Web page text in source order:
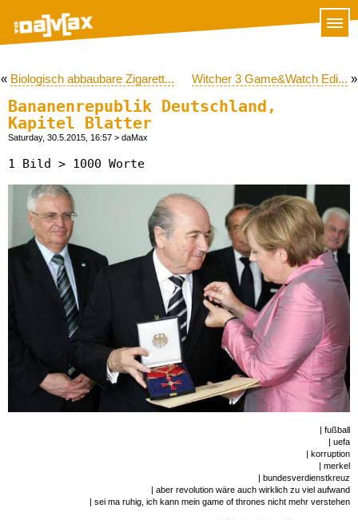
« Biologisch abbaubare Zigarett... Witcher 3 Game&Watch Edi... »
Bananenrepublik Deutschland,
Kapitel Blatter
Saturday, 30.5.2015, 16:57 > daMax
1 Bild > 1000 Worte
| fußball
| uefa
| korruption
| merkel
| bundesverdienstkreuz
| aber revolution wäre auch wirklich zu viel aufwand
| sei ma ruhig, ich kann mein game of thrones nicht mehr verstehen